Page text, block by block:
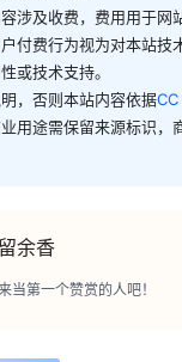
涉及收费，费用用于网
付费行为视为对本站技
或技术支持。
，否则本站内容依据
用途需保留来源标识，
余香
当第一个赞赏的人吧！